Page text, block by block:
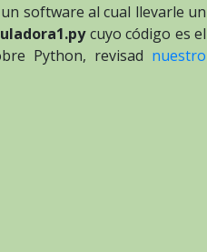
software al cual llevarle un
cuyo código es el
Python, revisad nuestro